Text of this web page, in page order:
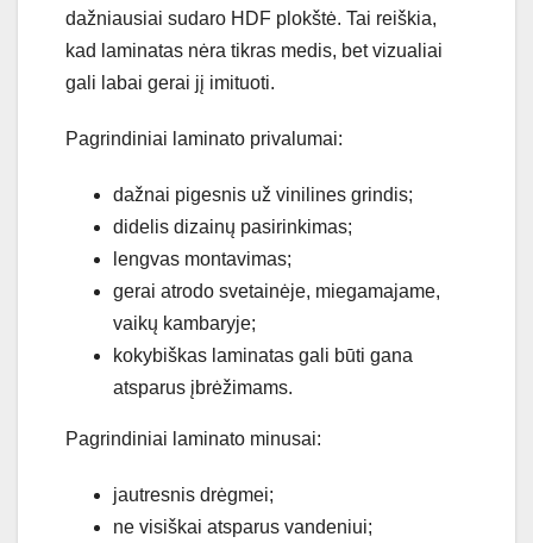
dažniausiai sudaro HDF plokštė. Tai reiškia,
kad laminatas nėra tikras medis, bet vizualiai
gali labai gerai jį imituoti.
Pagrindiniai laminato privalumai:
dažnai pigesnis už vinilines grindis;
didelis dizainų pasirinkimas;
lengvas montavimas;
gerai atrodo svetainėje, miegamajame,
vaikų kambaryje;
kokybiškas laminatas gali būti gana
atsparus įbrėžimams.
Pagrindiniai laminato minusai:
jautresnis drėgmei;
ne visiškai atsparus vandeniui;